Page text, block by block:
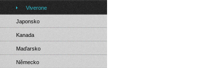
Viverone
Japonsko
Kanada
Maďarsko
Německo